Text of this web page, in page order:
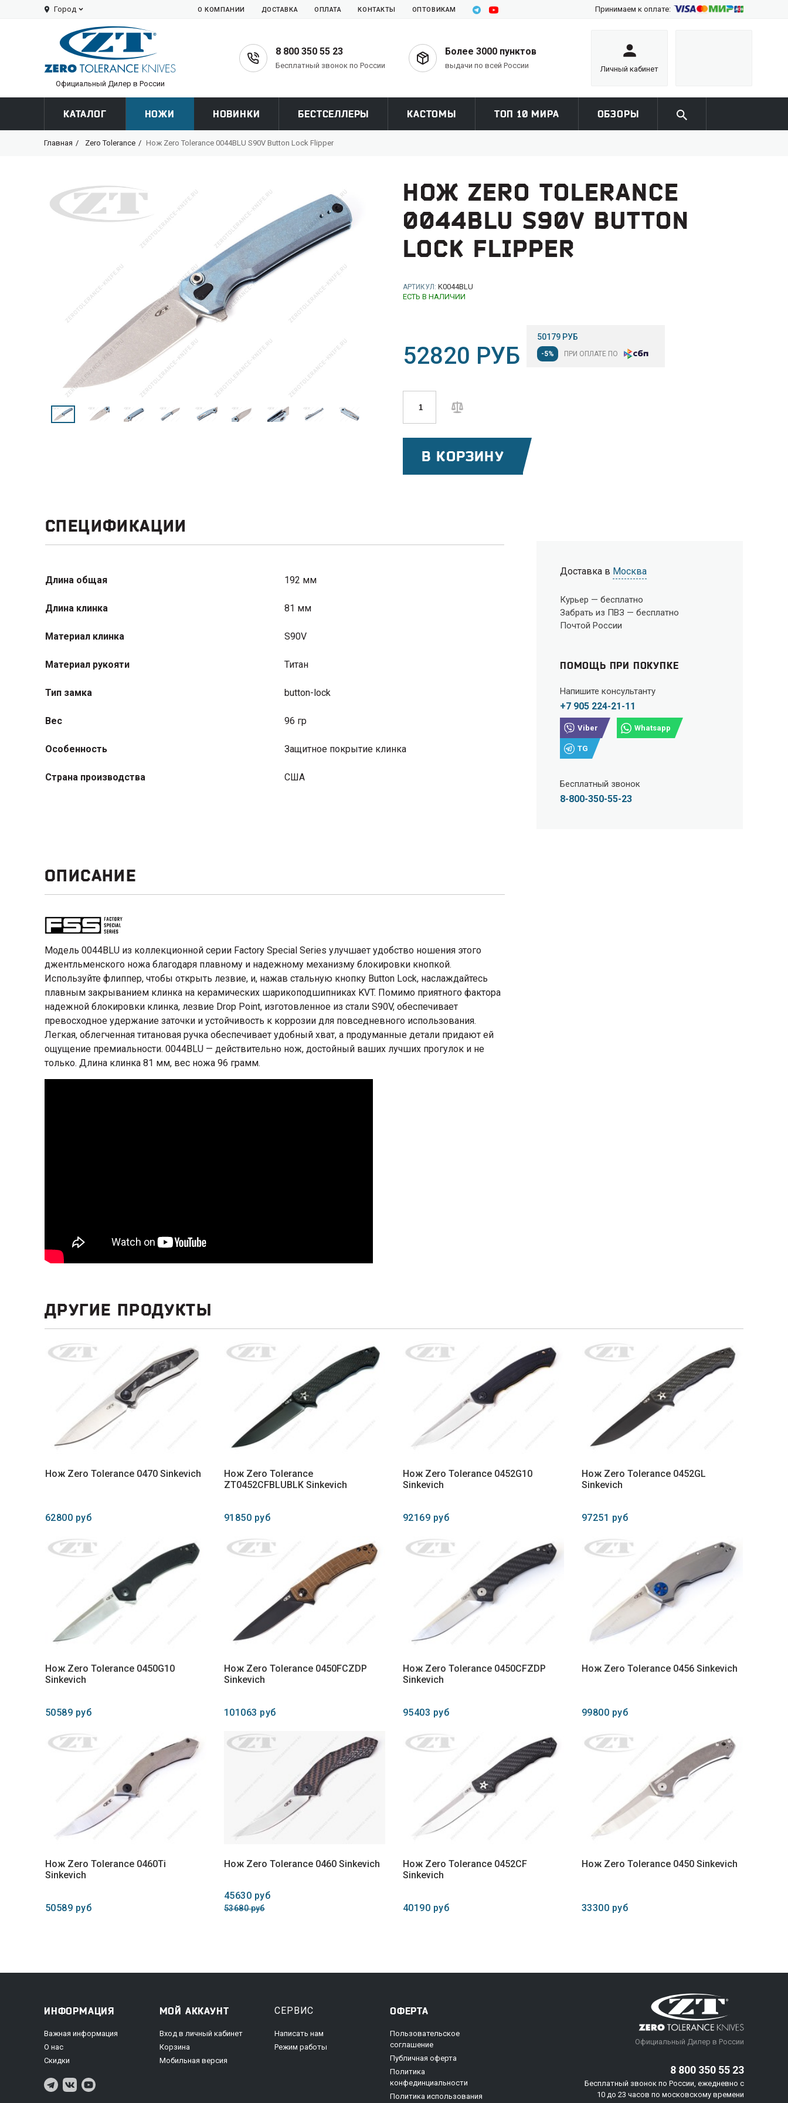
Город О КОМПАНИИ ДОСТАВКА ОПЛАТА КОНТАКТЫ ОПТОВИКАМ Принимаем к оплате:
Официальный Дилер в России
8 800 350 55 23
Бесплатный звонок по России
Более 3000 пунктов
выдачи по всей России Личный кабинет
КАТАЛОГ НОЖИ НОВИНКИ БЕСТСЕЛЛЕРЫ КАСТОМЫ ТОП 10 МИРА ОБЗОРЫ
Главная Zero Tolerance Нож Zero Tolerance 0044BLU S90V Button Lock Flipper
НОЖ ZERO TOLERANCE
0044BLU S90V BUTTON
LOCK FLIPPER
АРТИКУЛ: K0044BLU
ЕСТЬ В НАЛИЧИИ
52820 РУБ
50179 РУБ
-5% ПРИ ОПЛАТЕ ПО
В КОРЗИНУ
СПЕЦИФИКАЦИИ
Длина общая 192 мм
Длина клинка 81 мм
Материал клинка S90V
Материал рукояти Титан
Тип замка button-lock
Вес 96 гр
Особенность Защитное покрытие клинка
Страна производства США
Доставка в Москва
Курьер — бесплатно
Забрать из ПВЗ — бесплатно
Почтой России
ПОМОЩЬ ПРИ ПОКУПКЕ
Напишите консультанту
+7 905 224-21-11
Viber Whatsapp
TG
Бесплатный звонок
8-800-350-55-23
ОПИСАНИЕ
Модель 0044BLU из коллекционной серии Factory Special Series улучшает удобство ношения этого
джентльменского ножа благодаря плавному и надежному механизму блокировки кнопкой.
Используйте флиппер, чтобы открыть лезвие, и, нажав стальную кнопку Button Lock, наслаждайтесь
плавным закрыванием клинка на керамических шарикоподшипниках KVT. Помимо приятного фактора
надежной блокировки клинка, лезвие Drop Point, изготовленное из стали S90V, обеспечивает
превосходное удержание заточки и устойчивость к коррозии для повседневного использования.
Легкая, облегченная титановая ручка обеспечивает удобный хват, а продуманные детали придают ей
ощущение премиальности. 0044BLU — действительно нож, достойный ваших лучших прогулок и не
только. Длина клинка 81 мм, вес ножа 96 грамм.
ДРУГИЕ ПРОДУКТЫ
Нож Zero Tolerance 0470 Sinkevich
62800 руб
Нож Zero Tolerance
ZT0452CFBLUBLK Sinkevich
91850 руб
Нож Zero Tolerance 0452G10
Sinkevich
92169 руб
Нож Zero Tolerance 0452GL
Sinkevich
97251 руб
Нож Zero Tolerance 0450G10
Sinkevich
50589 руб
Нож Zero Tolerance 0450FCZDP
Sinkevich
101063 руб
Нож Zero Tolerance 0450CFZDP
Sinkevich
95403 руб
Нож Zero Tolerance 0456 Sinkevich
99800 руб
Нож Zero Tolerance 0460Ti
Sinkevich
50589 руб
Нож Zero Tolerance 0460 Sinkevich
45630 руб
53680 руб
Нож Zero Tolerance 0452CF
Sinkevich
40190 руб
Нож Zero Tolerance 0450 Sinkevich
33300 руб
ИНФОРМАЦИЯ
Важная информация
О нас
Скидки
МОЙ АККАУНТ
Вход в личный кабинет
Корзина
Мобильная версия
СЕРВИС
Написать нам
Режим работы
ОФЕРТА
Пользовательское
соглашение
Публичная оферта
Политика
конфединциальности
Политика использования
Официальный Дилер в России
8 800 350 55 23
Бесплатный звонок по России, ежедневно с
10 до 23 часов по московскому времени